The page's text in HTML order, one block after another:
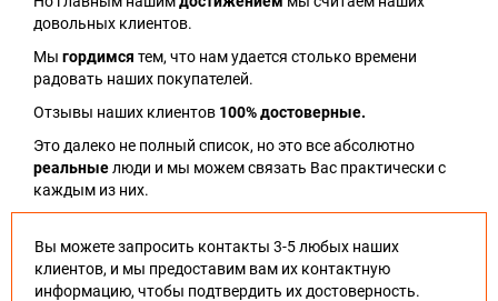
довольных клиентов.
Мы гордимся тем, что нам удается столько времени
радовать наших покупателей.
Отзывы наших клиентов 100% достоверные.
Это далеко не полный список, но это все абсолютно
реальныелюди и мы можем связать Вас практически с
каждым из них.
Вы можете запросить контакты 3-5 любых наших
клиентов, и мы предоставим вам их контактную
информацию, чтобы подтвердить их достоверность.